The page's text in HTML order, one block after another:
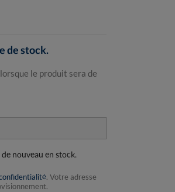
de stock.
le produit sera de
nouveau en stock.
. Votre adresse